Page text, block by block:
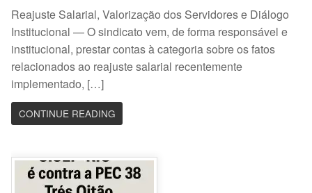
Reajuste Salarial, Valorização dos Servidores e Diálogo
Institucional — O sindicato vem, de forma responsável e
institucional, prestar contas à categoria sobre os fatos
relacionados ao reajuste salarial recentemente
implementado, […]
CONTINUE READING